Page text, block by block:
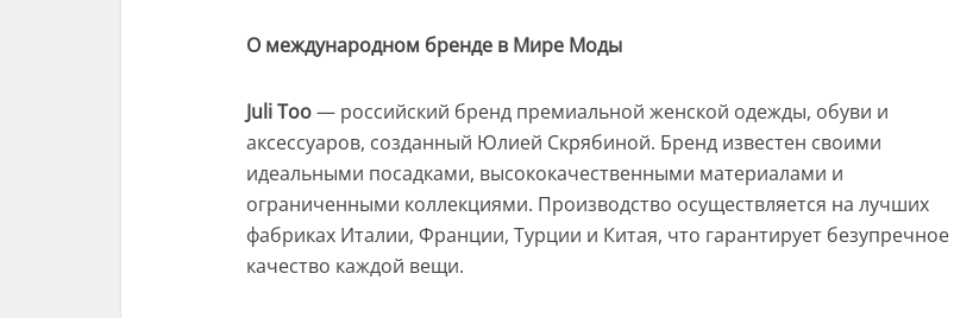
О международном бренде в Мире Моды
Juli Too— российский бренд премиальной женской одежды, обуви и
аксессуаров, созданный Юлией Скрябиной. Бренд известен своими
идеальными посадками, высококачественными материалами и
ограниченными коллекциями. Производство осуществляется на лучших
фабриках Италии, Франции, Турции и Китая, что гарантирует безупречное
качество каждой вещи.